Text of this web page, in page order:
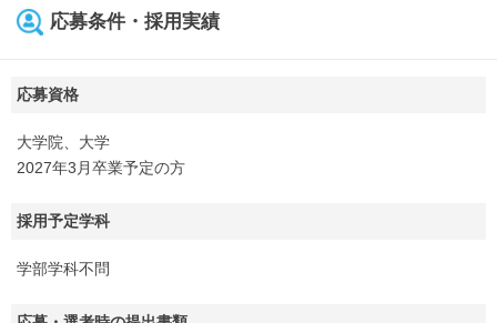
応募条件・採用実績
応募資格
大学院、大学
2027年3月卒業予定の方
採用予定学科
学部学科不問